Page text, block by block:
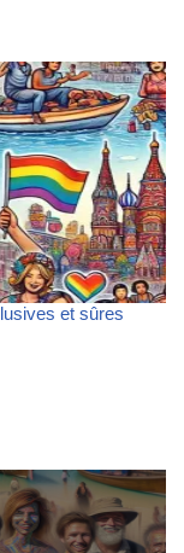
et sûres